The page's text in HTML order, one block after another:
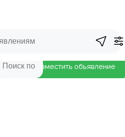
Разместить объявление